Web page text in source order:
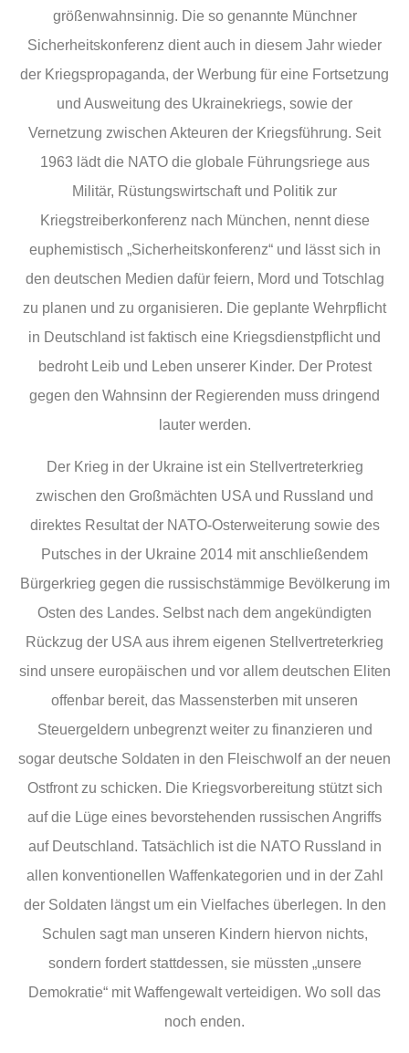
größenwahnsinnig. Die so genannte Münchner
Sicherheitskonferenz dient auch in diesem Jahr wieder
der Kriegspropaganda, der Werbung für eine Fortsetzung
und Ausweitung des Ukrainekriegs, sowie der
Vernetzung zwischen Akteuren der Kriegsführung. Seit
1963 lädt die NATO die globale Führungsriege aus
Militär, Rüstungswirtschaft und Politik zur
Kriegstreiberkonferenz nach München, nennt diese
euphemistisch „Sicherheitskonferenz“ und lässt sich in
den deutschen Medien dafür feiern, Mord und Totschlag
zu planen und zu organisieren. Die geplante Wehrpflicht
in Deutschland ist faktisch eine Kriegsdienstpflicht und
bedroht Leib und Leben unserer Kinder. Der Protest
gegen den Wahnsinn der Regierenden muss dringend
lauter werden.
Der Krieg in der Ukraine ist ein Stellvertreterkrieg
zwischen den Großmächten USA und Russland und
direktes Resultat der NATO-Osterweiterung sowie des
Putsches in der Ukraine 2014 mit anschließendem
Bürgerkrieg gegen die russischstämmige Bevölkerung im
Osten des Landes. Selbst nach dem angekündigten
Rückzug der USA aus ihrem eigenen Stellvertreterkrieg
sind unsere europäischen und vor allem deutschen Eliten
offenbar bereit, das Massensterben mit unseren
Steuergeldern unbegrenzt weiter zu finanzieren und
sogar deutsche Soldaten in den Fleischwolf an der neuen
Ostfront zu schicken. Die Kriegsvorbereitung stützt sich
auf die Lüge eines bevorstehenden russischen Angriffs
auf Deutschland. Tatsächlich ist die NATO Russland in
allen konventionellen Waffenkategorien und in der Zahl
der Soldaten längst um ein Vielfaches überlegen. In den
Schulen sagt man unseren Kindern hiervon nichts,
sondern fordert stattdessen, sie müssten „unsere
Demokratie“ mit Waffengewalt verteidigen. Wo soll das
noch enden.